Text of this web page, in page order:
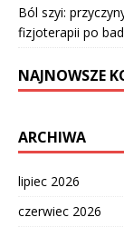
Ból szyi:
fizjoterapii po
NAJNOWSZE
ARCHIWA
lipiec 2026
czerwiec 2026